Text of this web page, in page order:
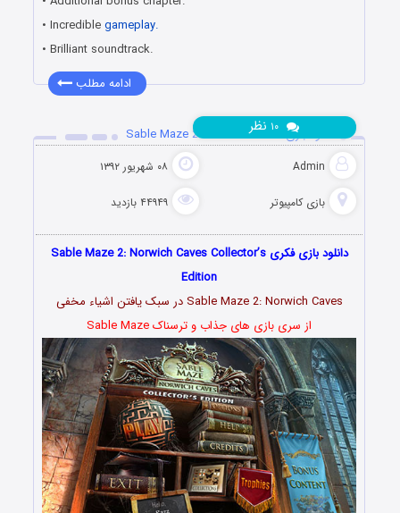
• Incrediblegameplay.
• Brilliant soundtrack.
ادامه مطلب
دانلود بازی Sable Maze 2: Norwich Caves
Admin ۰۸ شهریور ۱۳۹۲
بازی کامپیوتر ۴۴۹۴۹ بازدید
نظر
دانلود بازی فکری Sable Maze 2: Norwich Caves Collector’s
Edition
Sable Maze 2: Norwich Caves در سبک یافتن اشیاء مخفی
از سری بازی های جذاب و ترسناک Sable Maze